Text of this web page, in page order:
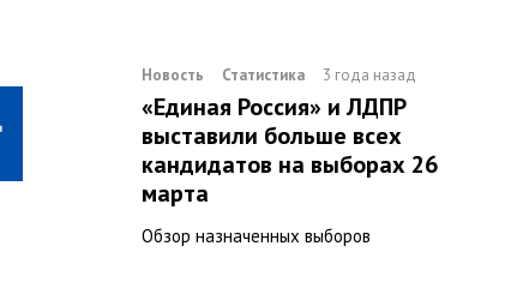
Новость Статистика 3 года назад
«Единая Россия» и ЛДПР
выставили больше всех
кандидатов на выборах 26
марта
Обзор назначенных выборов